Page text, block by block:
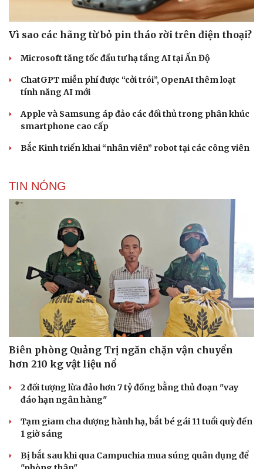
Vì sao các hãng từ bỏ pin tháo rời trên điện thoại?
Microsoft tăng tốc đầu tư hạ tầng AI tại Ấn Độ
ChatGPT miễn phí được “cởi trói”, OpenAI thêm loạt
tính năng AI mới
Apple và Samsung áp đảo các đối thủ trong phân khúc
smartphone cao cấp
Bắc Kinh triển khai “nhân viên” robot tại các công viên
TIN NÓNG
Biên phòng Quảng Trị ngăn chặn vận chuyển
hơn 210 kg vật liệu nổ
2 đối tượng lừa đảo hơn 7 tỷ đồng bằng thủ đoạn "vay
đáo hạn ngân hàng"
Tạm giam cha dượng hành hạ, bắt bé gái 11 tuổi quỳ đến
1 giờ sáng
Bị bắt sau khi qua Campuchia mua súng quân dụng để